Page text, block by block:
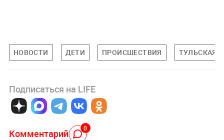
НОВОСТИ ДЕТИ ПРОИСШЕСТВИЯ ТУЛЬСКАЯ
Подписаться на LIFE
Комментарий 0